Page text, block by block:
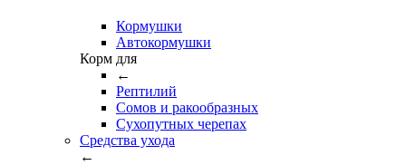
Кормушки
Автокормушки
Корм для
←
Рептилий
Сомов и ракообразных
Сухопутных черепах
Средства ухода
←